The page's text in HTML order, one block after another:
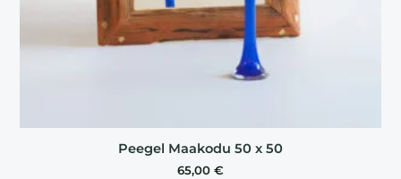
Peegel Maakodu 50 x 50
65,00 €
product
page